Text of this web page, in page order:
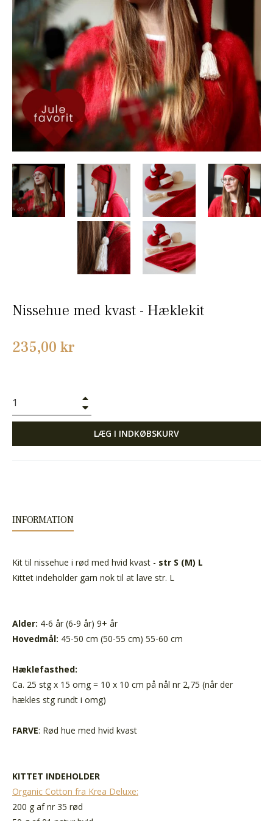
Nissehue med kvast - Hæklekit
Normalpris
235,00 kr
LÆG I INDKØBSKURV
INFORMATION
Kit til nissehue i rød med hvid kvast - str S (M) L
Kittet indeholder garn nok til at lave str. L
Alder: 4-6 år (6-9 år) 9+ år
Hovedmål: 45-50 cm (50-55 cm) 55-60 cm
Hæklefasthed:
Ca. 25 stg x 15 omg = 10 x 10 cm på nål nr 2,75 (når der
hækles stg rundt i omg)
FARVE: Rød hue med hvid kvast
KITTET INDEHOLDER
Organic Cotton fra Krea Deluxe:
200 g af nr 35 rød